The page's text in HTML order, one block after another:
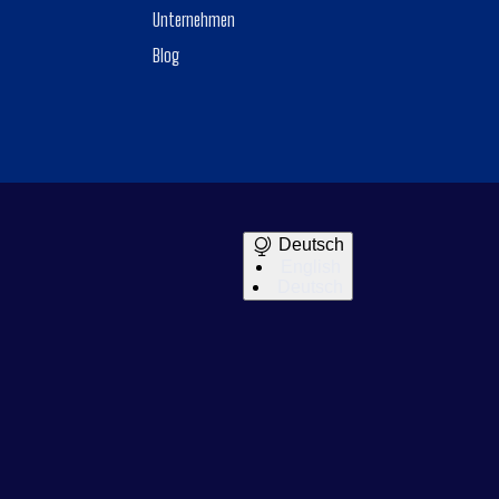
Unternehmen
Blog
Deutsch